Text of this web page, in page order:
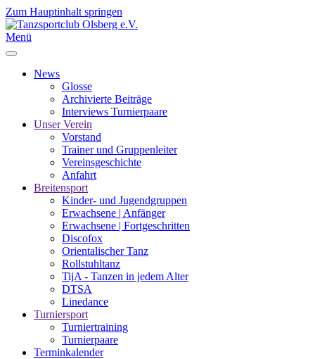
Zum Hauptinhalt springen
Menü
News
Glosse
Archivierte Beiträge
Interviews Turnierpaare
Unser Verein
Vorstand
Trainer und Gruppenleiter
Vereinsgeschichte
Anfahrt
Breitensport
Kinder- und Jugendgruppen
Erwachsene | Anfänger
Erwachsene | Fortgeschritten
Discofox
Orientalischer Tanz
Rollstuhltanz
TijA - Tanzen in jedem Alter
DTSA
Linedance
Turniersport
Turniertraining
Turnierpaare
Terminkalender